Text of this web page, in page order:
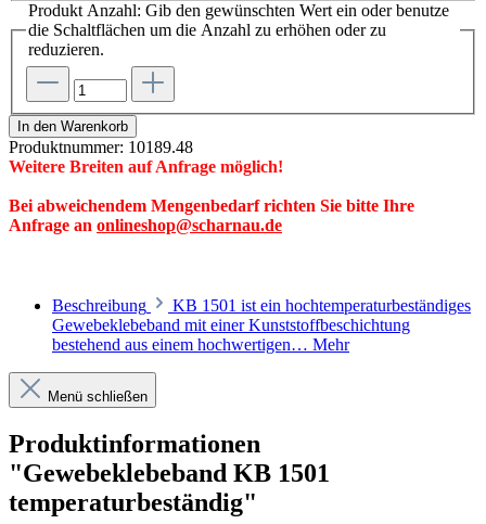
Produkt Anzahl: Gib den gewünschten Wert ein oder benutze
die Schaltflächen um die Anzahl zu erhöhen oder zu
reduzieren.
In den Warenkorb
Produktnummer: 10189.48
Weitere Breiten auf Anfrage möglich!
Bei abweichendem Mengenbedarf richten Sie bitte Ihre
Anfrage an onlineshop@scharnau.de
Beschreibung
KB 1501 ist ein hochtemperaturbeständiges
Gewebeklebeband mit einer Kunststoffbeschichtung
bestehend aus einem hochwertigen… Mehr
Menü schließen
Produktinformationen
"Gewebeklebeband KB 1501
temperaturbeständig"